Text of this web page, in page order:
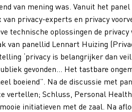
van mening was. Vanuit het
van privacy-experts en privacy
technische oplossingen de
van panellid Lennart Huizing
‘privacy is belangrijker dan
gevonden… Het tastbare
boeiend”. Na de discussie met
vertellen; Schluss, Personal
initiatieven met de zaal. Na